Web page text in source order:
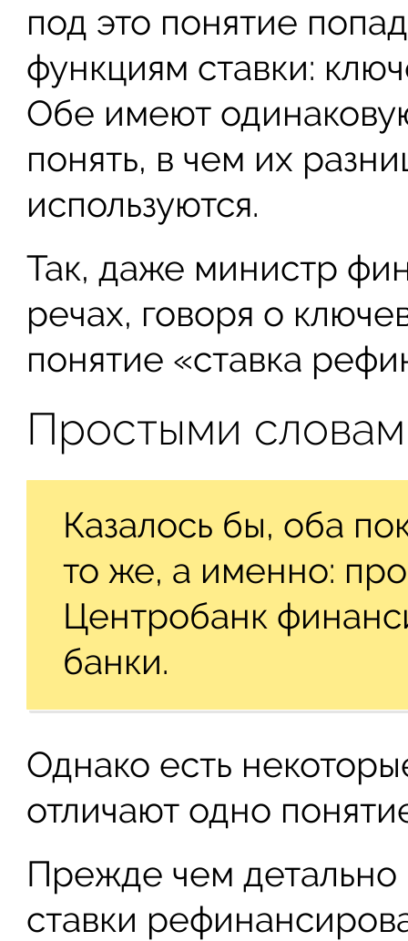
под это понятие
функциям ставки:
Обе имеют
понять, в чем их
используются.
Так, даже министр
речах, говоря о
понятие «ставка
Простыми
Казалось бы, оба
то же, а именно:
Центробанк
банки.
Однако есть
отличают одно
Прежде чем детально
ставки